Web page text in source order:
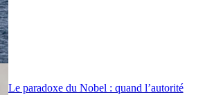
Le paradoxe du Nobel : quand l’autorité